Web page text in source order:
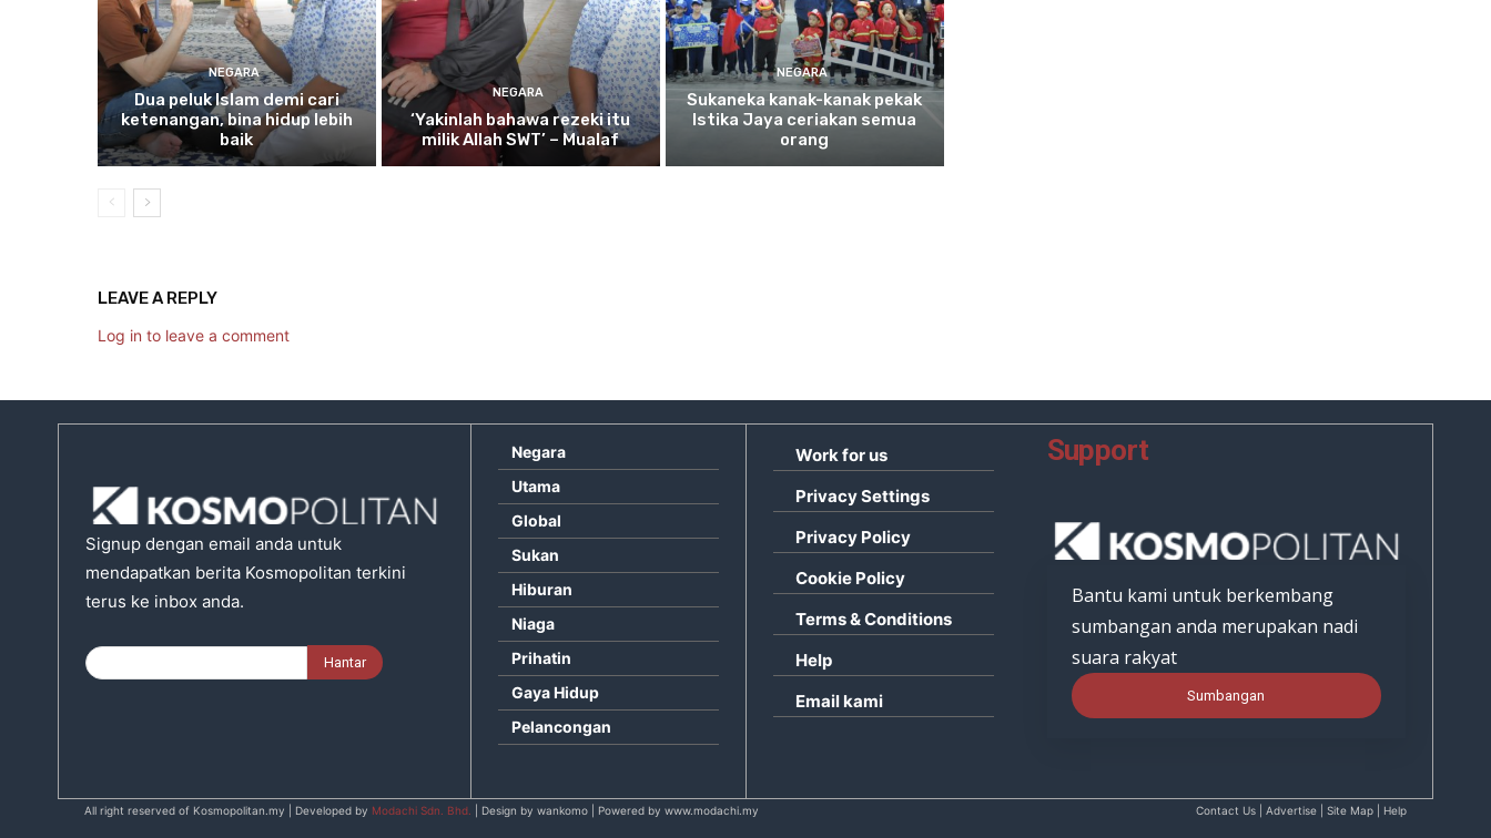
NEGARA
Duapeluk Islam demi cari
ketenangan, bina hidup lebih
baik
NEGARA
‘Yakinlahbahawa rezeki itu
milik Allah SWT’ – Mualaf
NEGARA
Sukaneka kanak-kanak pekak
Istika Jaya ceriakan semua
orang
LEAVE A REPLY
Log in to leave a comment
Signup dengan email anda untuk
mendapatkan berita Kosmopolitan terkini
terus ke inbox anda.
Negara
Utama
Global
Sukan
Hiburan
Niaga
Prihatin
Gaya Hidup
Pelancongan
Work for us
Privacy Settings
Privacy Policy
Cookie Policy
Terms & Conditions
Help
Email kami
Support
Bantu kami untuk berkembang
sumbangan anda merupakan nadi
suara rakyat
Sumbangan
All right reserved of Kosmopolitan.my | Developed by Modachi Sdn. Bhd. | Design by wankomo | Powered by www.modachi.my Contact Us | Advertise | Site Map | Help